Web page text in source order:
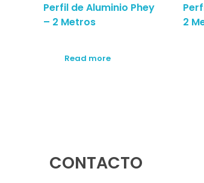
Perfil de Aluminio Phey
– 2 Metros
Read more
2
CONTACTO